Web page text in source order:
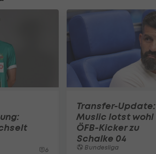
6
Transfer-Update:
Muslic lotst wohl
ÖFB-Kicker zu
Schalke 04
Bundesliga